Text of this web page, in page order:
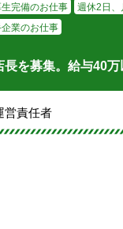
完備のお仕事 週休2日
企業のお仕事
を募集。給与40
営責任者